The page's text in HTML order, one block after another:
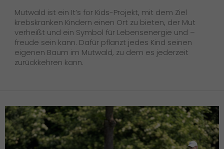
Mutwald ist ein It’s for Kids-Projekt, mit dem Ziel
krebskranken Kindern einen Ort zu bieten, der Mut
verheißt und ein Symbol für Lebensenergie und –
freude sein kann. Dafür pflanzt jedes Kind seinen
eigenen Baum im Mutwald, zu dem es jederzeit
zurückkehren kann.